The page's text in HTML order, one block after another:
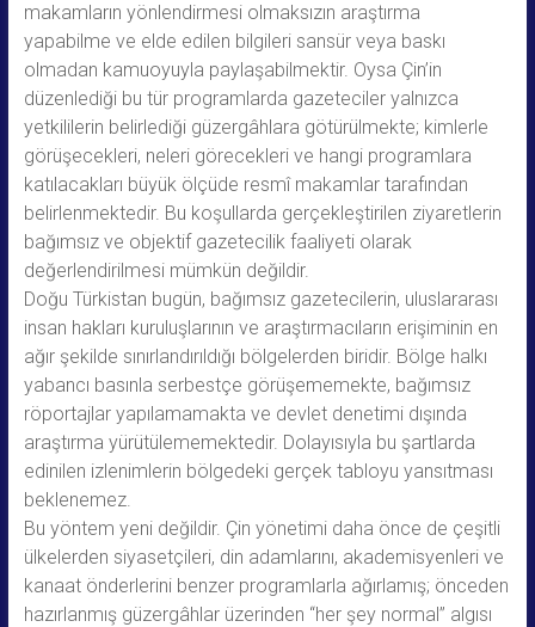
makamların yönlendirmesi olmaksızın araştırma
yapabilme ve elde edilen bilgileri sansür veya baskı
olmadan kamuoyuyla paylaşabilmektir. Oysa Çin’in
düzenlediği bu tür programlarda gazeteciler yalnızca
yetkililerin belirlediği güzergâhlara götürülmekte; kimlerle
görüşecekleri, neleri görecekleri ve hangi programlara
katılacakları büyük ölçüde resmî makamlar tarafından
belirlenmektedir. Bu koşullarda gerçekleştirilen ziyaretlerin
bağımsız ve objektif gazetecilik faaliyeti olarak
değerlendirilmesi mümkün değildir.
Doğu Türkistan bugün, bağımsız gazetecilerin, uluslararası
insan hakları kuruluşlarının ve araştırmacıların erişiminin en
ağır şekilde sınırlandırıldığı bölgelerden biridir. Bölge halkı
yabancı basınla serbestçe görüşememekte, bağımsız
röportajlar yapılamamakta ve devlet denetimi dışında
araştırma yürütülememektedir. Dolayısıyla bu şartlarda
edinilen izlenimlerin bölgedeki gerçek tabloyu yansıtması
beklenemez.
Bu yöntem yeni değildir. Çin yönetimi daha önce de çeşitli
ülkelerden siyasetçileri, din adamlarını, akademisyenleri ve
kanaat önderlerini benzer programlarla ağırlamış; önceden
hazırlanmış güzergâhlar üzerinden “her şey normal” algısı